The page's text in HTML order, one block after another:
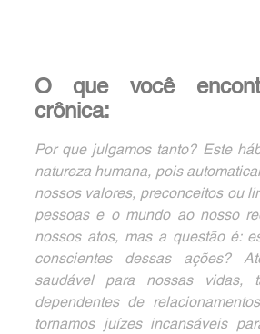
O que você
crônica:
Por que julgamos tanto? Este
natureza humana, pois
nossos valores, preconceitos ou
pessoas e o mundo ao nosso
nossos atos, mas a questão é:
conscientes dessas ações?
saudável para nossas vidas,
dependentes de
tornamos juízes incansáveis